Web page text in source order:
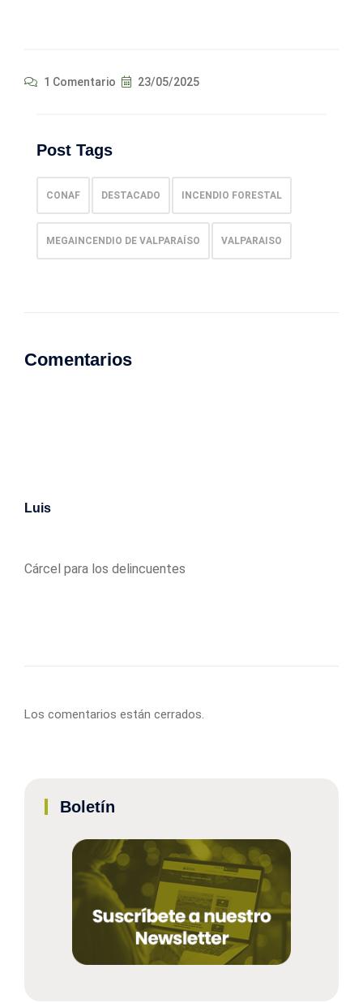
1 Comentario 23/05/2025
Post Tags
CONAF DESTACADO INCENDIO FORESTAL
MEGAINCENDIO DE VALPARAÍSO VALPARAISO
Comentarios
Luis
Cárcel para los delincuentes
Los comentarios están cerrados.
Boletín